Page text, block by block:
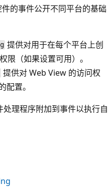
的事件公开不同平台的基础
提供对用于在每个平台上创
限（如果设置可用）。
提供对 Web View 的访问权
配置。
理程序附加到事件以执行自